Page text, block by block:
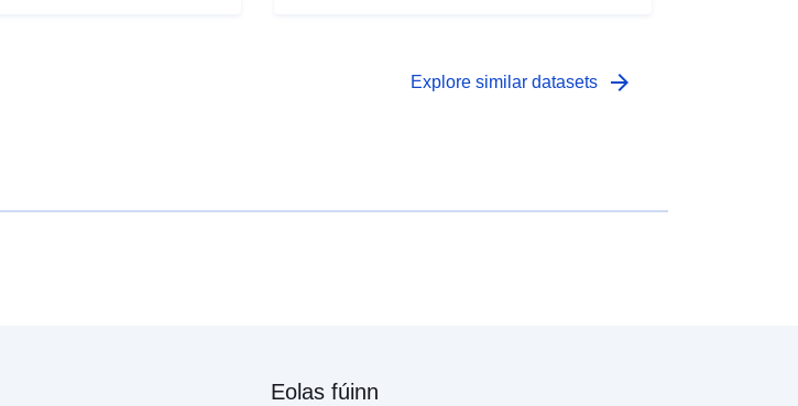
Explore similar datasets arrow_forward
Eolas fúinn